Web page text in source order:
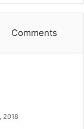
Comments
2018